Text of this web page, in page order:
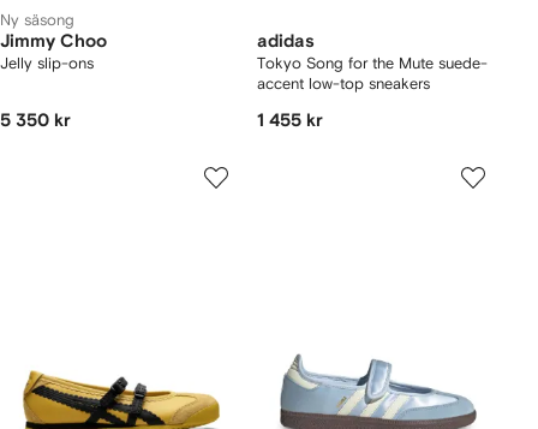
Ny säsong
Jimmy Choo
Jelly slip-ons
5 350 kr
adidas
Tokyo Song for the Mute suede-
accent low-top sneakers
1 455 kr